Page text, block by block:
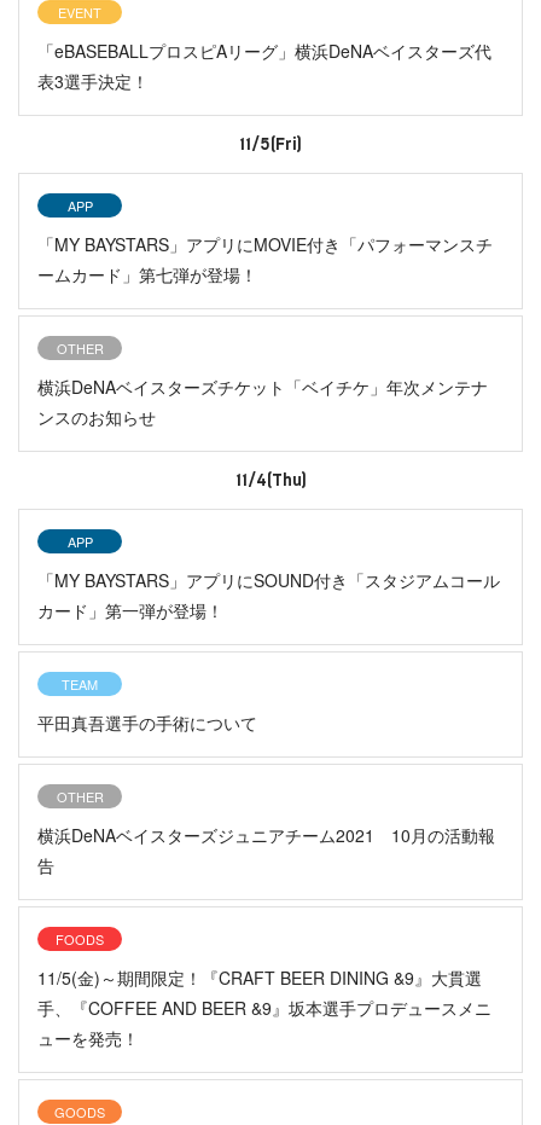
EVENT
「eBASEBALLプロスピAリーグ」横浜DeNAベイスターズ代
表3選手決定！
11/5(Fri)
APP
「MY BAYSTARS」アプリにMOVIE付き「パフォーマンスチ
ームカード」第七弾が登場！
OTHER
横浜DeNAベイスターズチケット「ベイチケ」年次メンテナ
ンスのお知らせ
11/4(Thu)
APP
「MY BAYSTARS」アプリにSOUND付き「スタジアムコール
カード」第一弾が登場！
TEAM
平田真吾選手の手術について
OTHER
横浜DeNAベイスターズジュニアチーム2021 10月の活動報
告
FOODS
11/5(金)～期間限定！『CRAFT BEER DINING &9』大貫選
手、『COFFEE AND BEER &9』坂本選手プロデュースメニ
ューを発売！
GOODS